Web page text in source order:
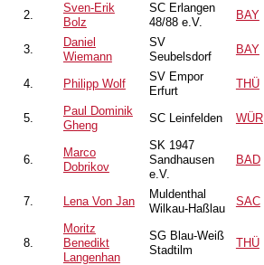
2.
Sven-Erik
Bolz
SC Erlangen
48/88 e.V.
BAY
3.
Daniel
Wiemann
SV
Seubelsdorf
BAY
4. Philipp Wolf
SV Empor
Erfurt
THÜ
5.
Paul Dominik
Gheng
SC Leinfelden WÜR
6.
Marco
Dobrikov
SK 1947
Sandhausen
e.V.
BAD
7. Lena Von Jan
Muldenthal
Wilkau-Haßlau
SAC
8.
Moritz
Benedikt
Langenhan
SG Blau-Weiß
Stadtilm
THÜ